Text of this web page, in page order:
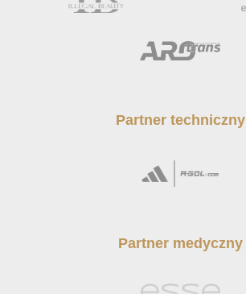
Partner techniczny
Partner medyczny